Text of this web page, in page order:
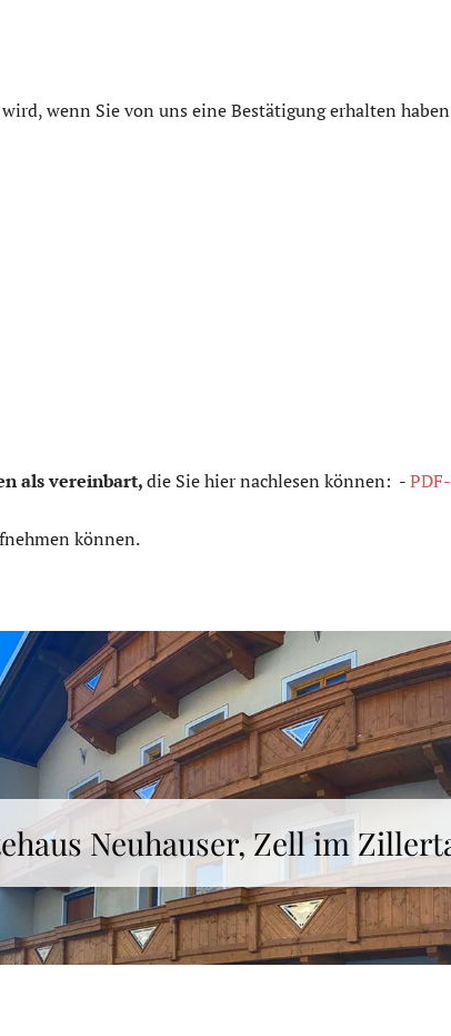
wenn Sie von uns eine Bestätigung erhalten
als vereinbart,die Sie hier nachlesen können: -
können.
Neuhauser, Zell im